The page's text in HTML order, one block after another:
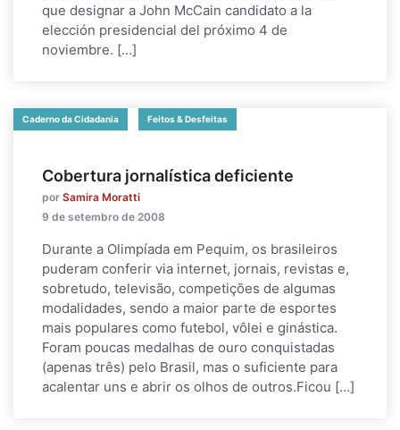
que designar a John McCain candidato a la
elección presidencial del próximo 4 de
noviembre. […]
Caderno da Cidadania Feitos & Desfeitas
Cobertura jornalística deficiente
por Samira Moratti
9 de setembro de 2008
Durante a Olimpíada em Pequim, os brasileiros
puderam conferir via internet, jornais, revistas e,
sobretudo, televisão, competições de algumas
modalidades, sendo a maior parte de esportes
mais populares como futebol, vôlei e ginástica.
Foram poucas medalhas de ouro conquistadas
(apenas três) pelo Brasil, mas o suficiente para
acalentar uns e abrir os olhos de outros.Ficou […]